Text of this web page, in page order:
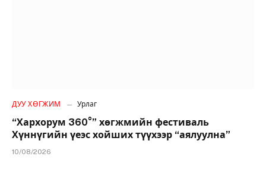
ДУУ ХӨГЖИМ Урлаг
“Хархорум 360°” хөгжмийн фестиваль
Хүннүгийн үеэс хойших түүхээр “аялуулна”
10/08/2026